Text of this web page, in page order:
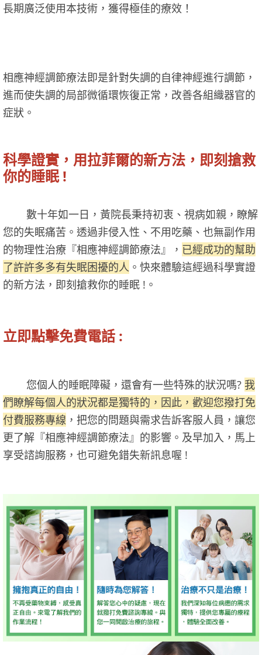
長期廣泛使用本技術，獲得極佳的療效！
相應神經調節療法即是針對失調的自律神經進行調節，
進而使失調的局部微循環恢復正常，改善各組織器官的
症狀。
科學證實，用拉菲爾的新方法，即刻搶救
你的睡眠 !
數十年如一日，黃院長秉持初衷、視病如親，瞭解
您的失眠痛苦。透過非侵入性、不用吃藥、也無副作用
的物理性治療『相應神經調節療法』， 已經成功的幫助
了許許多多有失眠困擾的人 。快來體驗這經過科學實證
的新方法，即刻搶救你的睡眠 !。
立即點擊免費電話 :
您個人的睡眠障礙，還會有一些特殊的狀況嗎? 我
們瞭解每個人的狀況都是獨特的，因此，歡迎您撥打免
付費服務專線 ，把您的問題與需求告訴客服人員，讓您
更了解『相應神經調節療法』的影響。及早加入，馬上
享受諮詢服務，也可避免錯失新訊息喔 !